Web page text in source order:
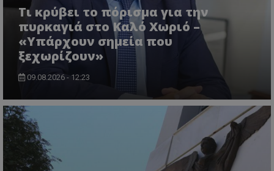
Τι κρύβει το πόρισμα για την
πυρκαγιά στο Καλό Χωριό –
«Υπάρχουν σημεία που
ξεχωρίζουν»
09.08.2026 - 12:23
.lifenewscy.tothemaonline.com
Microsoft Corporation